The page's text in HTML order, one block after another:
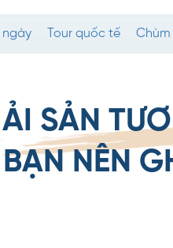
ngày Tour quốc tế
SẢN
BẠN NÊN